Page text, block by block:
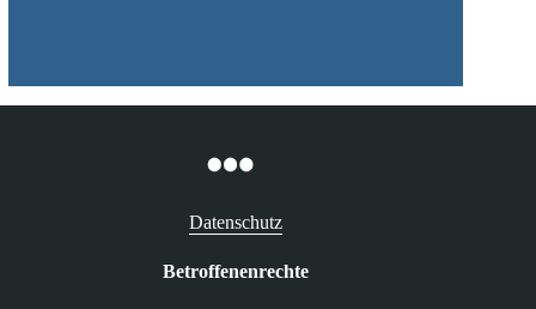
Datenschutz
Betroffenenrechte